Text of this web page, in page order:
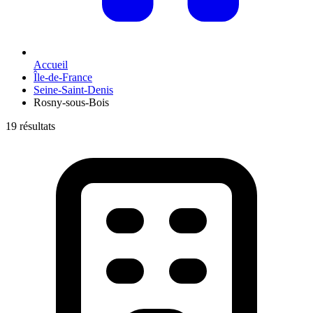
Accueil
Île-de-France
Seine-Saint-Denis
Rosny-sous-Bois
19 résultats